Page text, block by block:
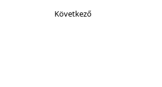
Következő